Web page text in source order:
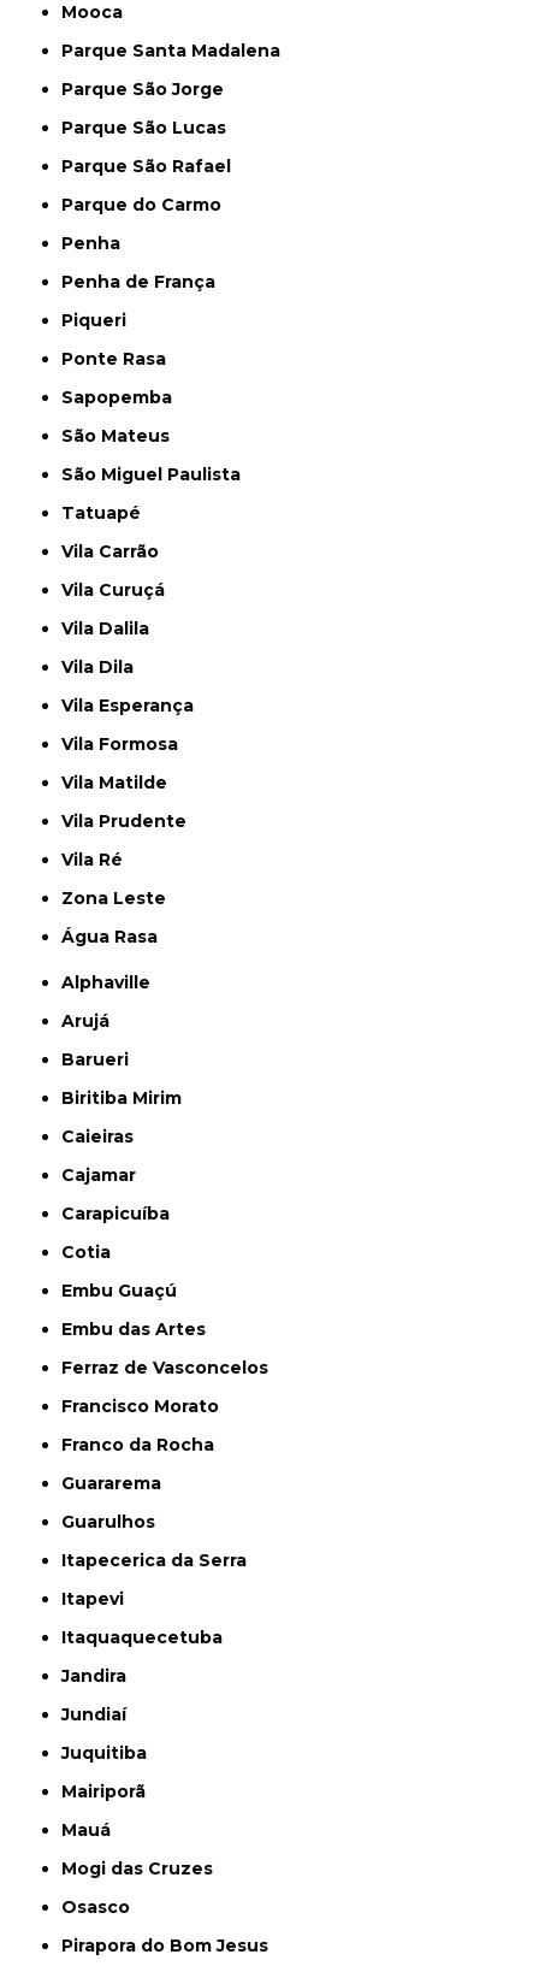
Mooca
Parque Santa Madalena
Parque São Jorge
Parque São Lucas
Parque São Rafael
Parque do Carmo
Penha
Penha de França
Piqueri
Ponte Rasa
Sapopemba
São Mateus
São Miguel Paulista
Tatuapé
Vila Carrão
Vila Curuçá
Vila Dalila
Vila Dila
Vila Esperança
Vila Formosa
Vila Matilde
Vila Prudente
Vila Ré
Zona Leste
Água Rasa
Alphaville
Arujá
Barueri
Biritiba Mirim
Caieiras
Cajamar
Carapicuíba
Cotia
Embu Guaçú
Embu das Artes
Ferraz de Vasconcelos
Francisco Morato
Franco da Rocha
Guararema
Guarulhos
Itapecerica da Serra
Itapevi
Itaquaquecetuba
Jandira
Jundiaí
Juquitiba
Mairiporã
Mauá
Mogi das Cruzes
Osasco
Pirapora do Bom Jesus